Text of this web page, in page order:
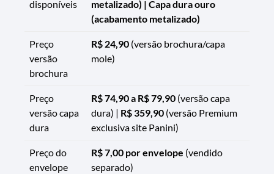
disponíveis
metalizado) | Capa dura ouro
(acabamento metalizado)
Preço
versão
brochura
R$ 24,90 (versão brochura/capa
mole)
Preço
versão capa
dura
R$ 74,90 a R$ 79,90 (versão capa
dura) | R$ 359,90 (versão Premium
exclusiva site Panini)
Preço do
envelope
R$ 7,00 por envelope (vendido
separado)